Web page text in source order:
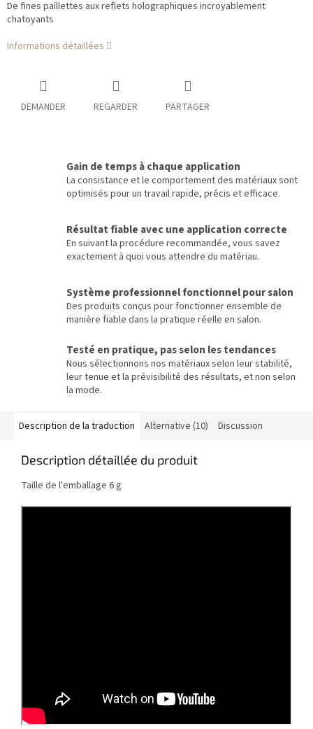
De fines paillettes aux reflets holographiques incroyablement
chatoyants
Informations détaillées
DEMANDER REGARDER PARTAGER
Gain de temps à chaque application
La consistance et le comportement des matériaux sont
optimisés pour un travail rapide, précis et efficace.
Résultat fiable avec une application correcte
En suivant la procédure recommandée, vous savez
exactement à quoi vous attendre du matériau.
Système professionnel fonctionnel pour salon
Des produits conçus pour fonctionner ensemble de
manière fiable dans la pratique réelle en salon.
Testé en pratique, pas selon les tendances
Nous sélectionnons nos matériaux selon leur stabilité,
leur tenue et la prévisibilité des résultats, et non selon
la mode.
Description de la traduction Alternative (10) Discussion
Description détaillée du produit
Taille de l'emballage 6 g